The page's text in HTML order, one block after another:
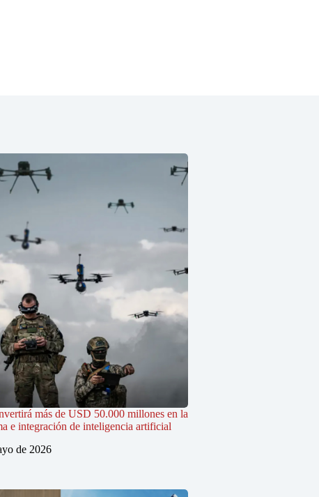
más de USD 50.000 millones en la
e integración de inteligencia artificial
de 2026